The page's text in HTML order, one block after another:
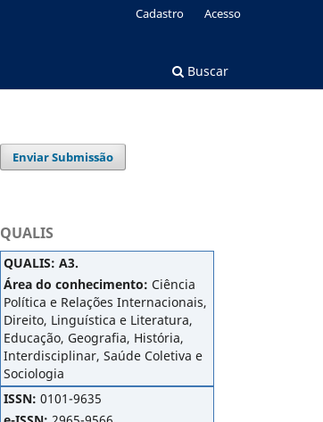
Buscar
Cadastro Acesso
Enviar Submissão
QUALIS
QUALIS: A3.
Área do conhecimento: Ciência
Política e Relações Internacionais,
Direito, Linguística e Literatura,
Educação, Geografia, História,
Interdisciplinar, Saúde Coletiva e
Sociologia
ISSN: 0101-9635